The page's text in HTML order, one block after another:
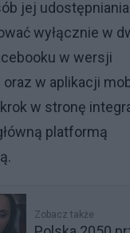
jej
wyłącznie w
w wersji
w aplikacji
w stronę
platformą
Zobacz także